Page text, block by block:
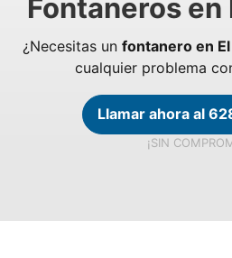
Fontaneros en
¿Necesitas un fontanero en
cualquier problema
Llamar ahora al
¡SIN